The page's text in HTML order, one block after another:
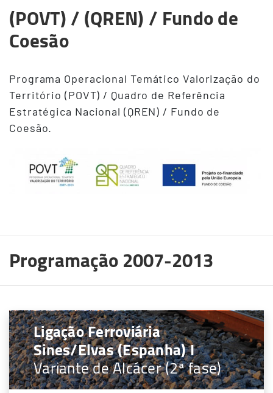
(POVT) / (QREN) / Fundo de
Coesão
Programa Operacional Temático Valorização do
Território (POVT) / Quadro de Referência
Estratégica Nacional (QREN) / Fundo de
Coesão.
Programação 2007-2013
Ligação Ferroviária
Sines/Elvas (Espanha) I
Variante de Alcácer (2ª fase)